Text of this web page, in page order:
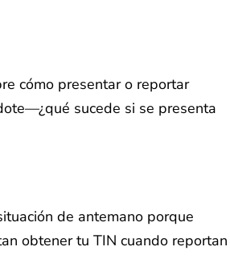
cómo presentar o reportar
sucede si se presenta
de antemano porque
obtener tu TIN cuando reportan